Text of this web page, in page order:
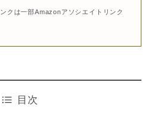
クは一部Amazonアソシエイトリンク
目次